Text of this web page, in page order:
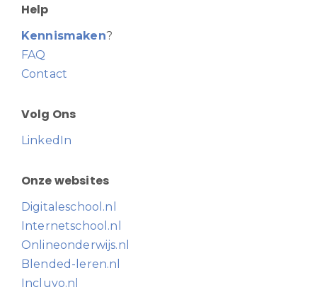
Help
Kennismaken?
FAQ
Contact
Volg Ons
LinkedIn
Onze websites
Digitaleschool.nl
Internetschool.nl
Onlineonderwijs.nl
Blended-leren.nl
Incluvo.nl